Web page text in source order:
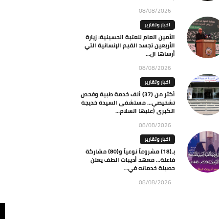
08/08/2026
اخبار وتقارير
الأمين العام للعتبة الحسينية: زيارة
الأربعين تجسد القيم الإنسانية التي
أرساها ال...
08/08/2026
اخبار وتقارير
أكثر من (37) ألف خدمة طبية وفحص
تشخيصي… مستشفى السيدة خديجة
الكبرى (عليها السلام...
08/08/2026
اخبار وتقارير
بـ(18) مشروعاً نوعياً و(80) مشاركة
فاعلة… معهد أديبات الطف يعلن
حصيلة خدماته في...
08/08/2026